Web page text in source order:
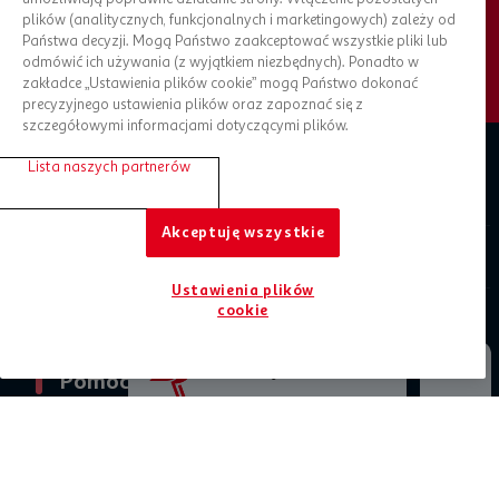
ZAPISZ SIĘ DO NEWSLETTERA
O Auchan
Informacje prawne
Pomoc
plików (analitycznych, funkcjonalnych i marketingowych) zależy od
Państwa decyzji. Mogą Państwo zaakceptować wszystkie pliki lub
odmówić ich używania (z wyjątkiem niezbędnych). Ponadto w
zakładce „Ustawienia plików cookie” mogą Państwo dokonać
precyzyjnego ustawienia plików oraz zapoznać się z
szczegółowymi informacjami dotyczącymi plików.
Lista naszych partnerów
Akceptuję wszystkie
Ustawienia plików
cookie